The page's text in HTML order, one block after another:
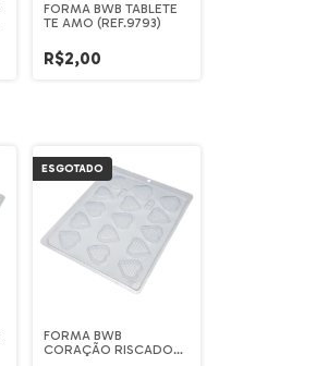
FORMA BWB TABLETE
TE AMO (REF.9793)
R$2,00
ESGOTADO
FORMA BWB
CORAÇÃO RISCADO